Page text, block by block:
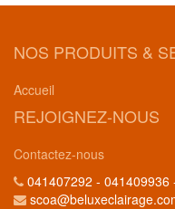
NOS PRODUITS &
Accueil
REJOIGNEZ-NOUS
Contactez-nous
041407292 - 041409936